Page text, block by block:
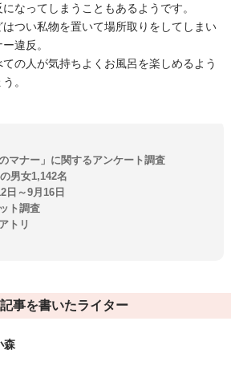
なってしまうこともあるようです。
つい私物を置いて場所取りをしてしまい
違反。
の人が気持ちよくお風呂を楽しめるよう
。
マナー」に関するアンケート調査
男女1,142名
日～9月16日
ト調査
トリ
事を書いたライター
森